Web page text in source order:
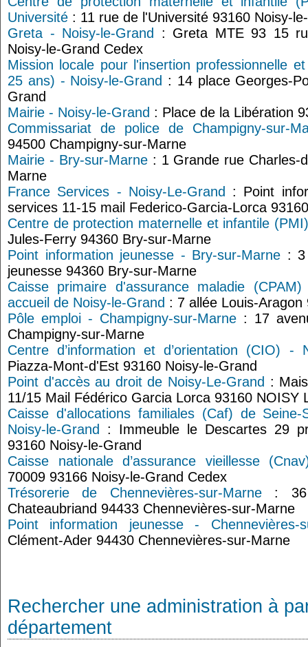
Université : 11 rue de l'Université 93160 Noisy-
Greta - Noisy-le-Grand
: Greta MTE 93 15
Noisy-le-Grand Cedex
Mission locale pour l'insertion professionnelle
25 ans) - Noisy-le-Grand : 14 place Georges-
Grand
Mairie - Noisy-le-Grand : Place de la Libération
Commissariat de police de Champigny-sur-
94500 Champigny-sur-Marne
Mairie - Bry-sur-Marne: 1 Grande rue Charles-
Marne
France Services - Noisy-Le-Grand
: Point
services 11-15 mail Federico-Garcia-Lorca
Centre de protection maternelle et infantile
Jules-Ferry 94360 Bry-sur-Marne
Point information jeunesse - Bry-sur-Marne : 3
jeunesse 94360 Bry-sur-Marne
Caisse primaire d'assurance maladie
accueil de Noisy-le-Grand : 7 allée Louis-
Pôle emploi - Champigny-sur-Marne : 17
Champigny-sur-Marne
Centre d’information et d’orientation (CIO) -
Piazza-Mont-d'Est 93160 Noisy-le-Grand
Point d'accès au droit de Noisy-Le-Grand :
11/15 Mail Fédérico Garcia Lorca 93160 NOISY
Caisse d'allocations familiales (Caf) de
Noisy-le-Grand
: Immeuble le Descartes 29
93160 Noisy-le-Grand
Caisse nationale d’assurance vieillesse
70009 93166 Noisy-le-Grand Cedex
Trésorerie de Chennevières-sur-Marne: 36
Chateaubriand 94433 Chennevières-sur-Marne
Point information jeunesse - Chennevières-
Clément-Ader 94430 Chennevières-sur-Marne
Rechercher une administration à
département